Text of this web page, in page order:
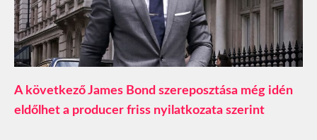
A következő James Bond szereposztása még idén
eldőlhet a producer friss nyilatkozata szerint